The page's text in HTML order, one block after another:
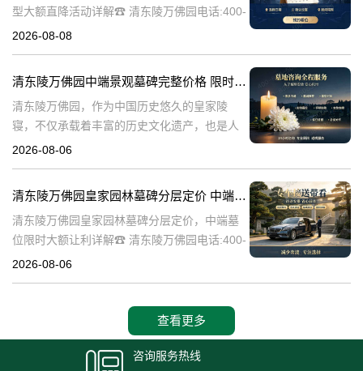
型大额直降活动详解☎ 清东陵万佛园电话:400-
838-5063清东陵万佛园，作为中国历史悠久的
2026-08-08
清东陵万佛园中端景观墓碑完整价格 限时减免多年管理费详解
清东陵万佛园，作为中国历史悠久的皇家陵
寝，不仅承载着丰富的历史文化遗产，也是人
们缅怀先人、寄托哀思的重要场所。近年来，
清
2026-08-06
清东陵万佛园皇家园林墓碑分层定价 中端墓位限时大额让利详解
清东陵万佛园皇家园林墓碑分层定价，中端墓
位限时大额让利详解☎ 清东陵万佛园电话:400-
838-5063清东陵万佛园，作为中国历史上著名
2026-08-06
查看更多
咨询服务热线